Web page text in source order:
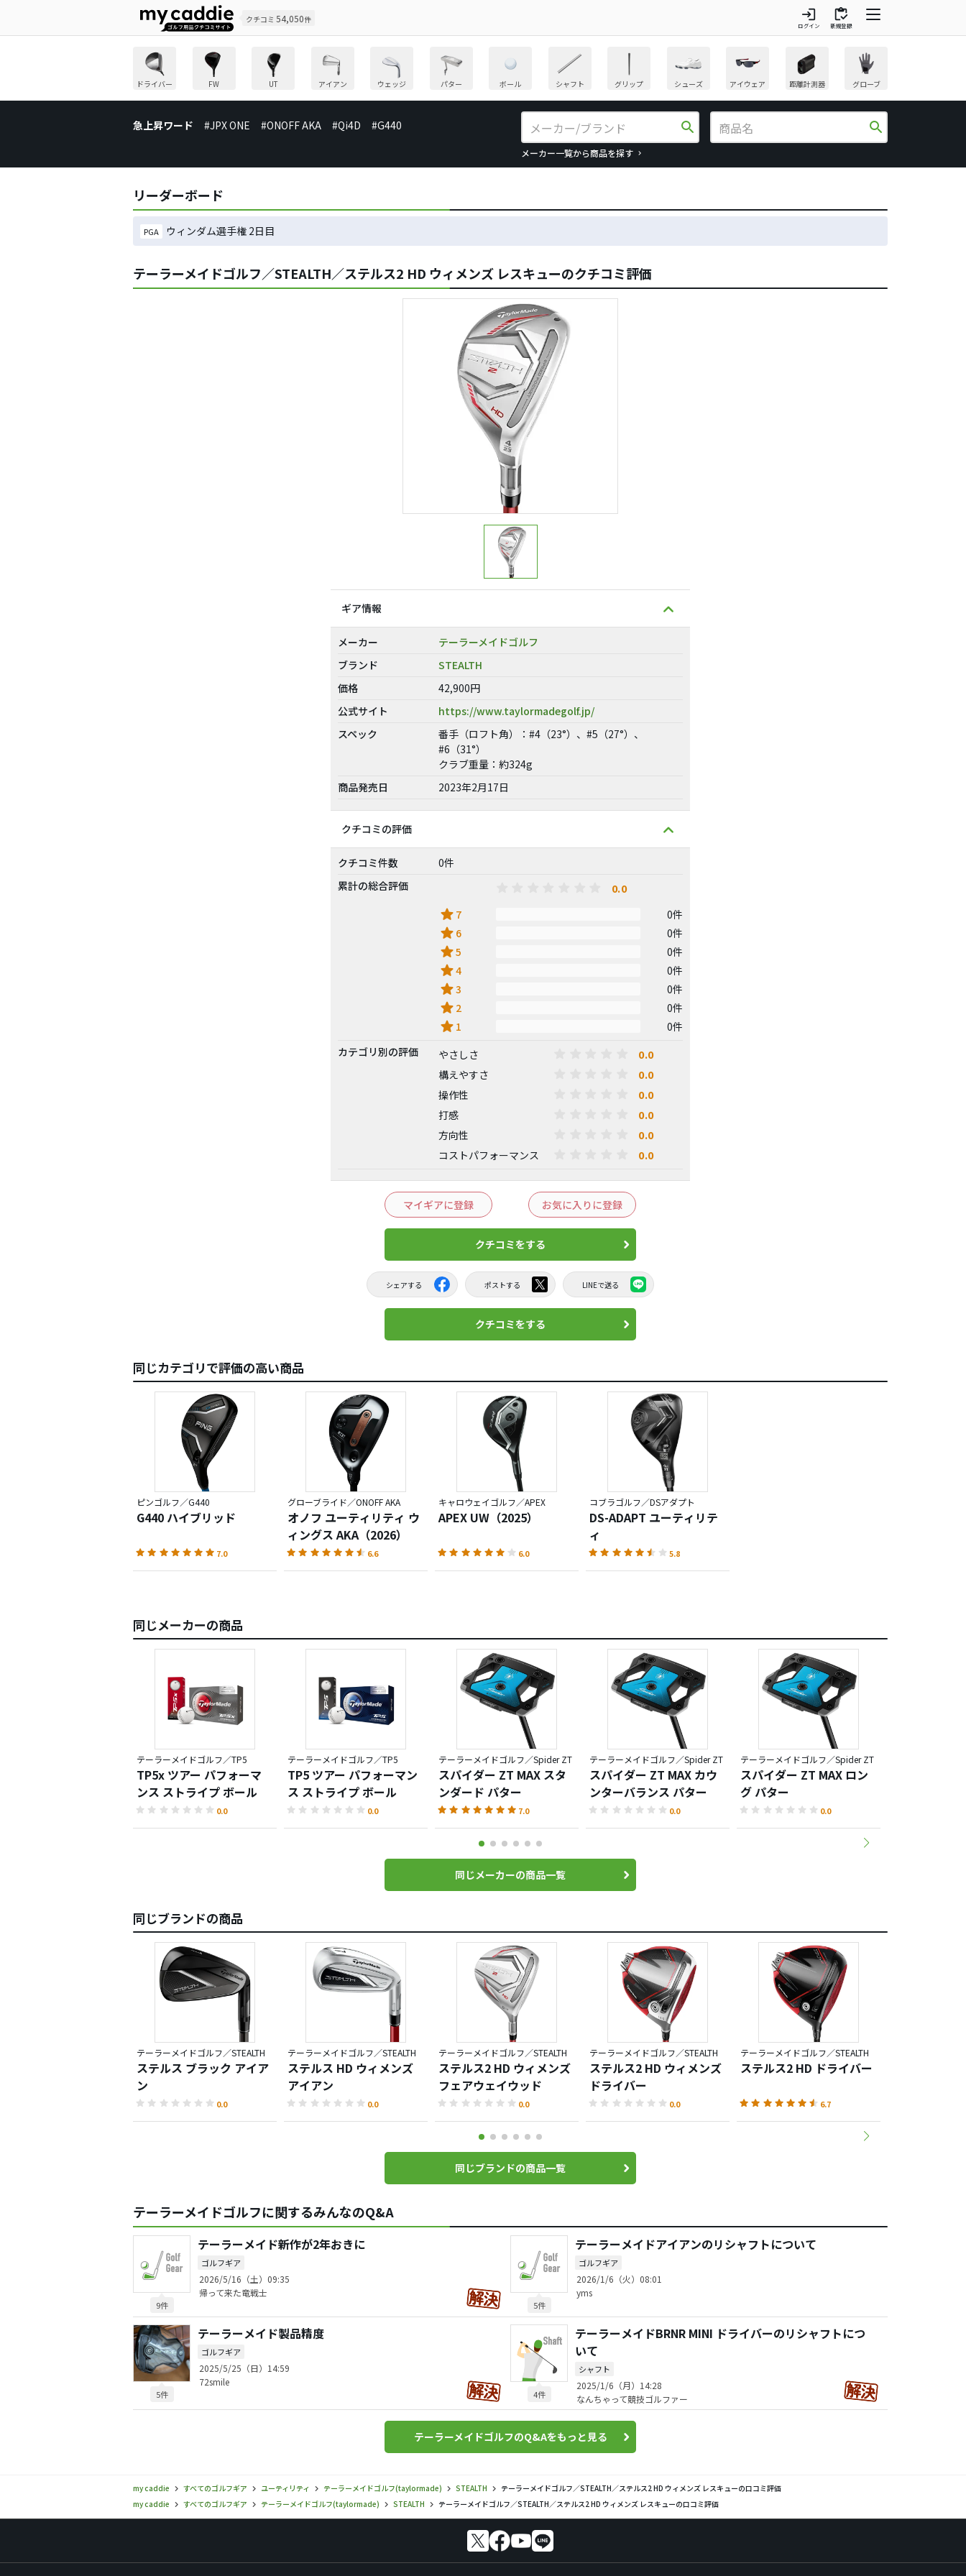
クチコミ 54,050件 login
ログイン
inventory
新規登録
ドライバー FW UT アイアン ウェッジ パター ボール シャフト グリップ シューズ アイウェア 距離計測器 グローブ
急上昇ワード #JPX ONE #ONOFF AKA #Qi4D #G440 search
メーカー一覧から商品を探す
search
リーダーボード
PGA ウィンダム選手権 2日目
テーラーメイドゴルフ／STEALTH／ステルス2 HD ウィメンズ レスキューのクチコミ評価
ギア情報
メーカー
テーラーメイドゴルフ
ブランド
STEALTH
価格
42,900円
公式サイト
https://www.taylormadegolf.jp/
スペック
番手（ロフト角）：#4（23°）、#5（27°）、
#6（31°）
クラブ重量：約324g
商品発売日
2023年2月17日
クチコミの評価
クチコミ件数
0件
累計の総合評価
0.0
star 7 0件
star 6 0件
star5 0件
star4 0件
star3 0件
star 2 0件
star 1
0件
カテゴリ別の評価
やさしさ 0.0
構えやすさ 0.0
操作性 0.0
打感 0.0
方向性 0.0
コストパフォーマンス 0.0
マイギアに登録 お気に入りに登録
クチコミをする
シェアする ポストする LINEで送る
クチコミをする
同じカテゴリで評価の高い商品
ピンゴルフ／G440
G440 ハイブリッド
7.0
グローブライド／ONOFF AKA
オノフ ユーティリティ ウ
ィングス AKA（2026）
6.6
キャロウェイゴルフ／APEX
APEX UW（2025）
6.0
コブラゴルフ／DSアダプト
DS-ADAPT ユーティリテ
ィ
5.8
同じメーカーの商品
テーラーメイドゴルフ／TP5
TP5x ツアー パフォーマ
ンス ストライプ ボール
0.0
テーラーメイドゴルフ／TP5
TP5 ツアー パフォーマン
ス ストライプ ボール
0.0
テーラーメイドゴルフ／Spider ZT
スパイダー ZT MAX スタ
ンダード パター
7.0
テーラーメイドゴルフ／Spider ZT
スパイダー ZT MAX カウ
ンターバランス パター
0.0
テーラーメイドゴルフ／Spider ZT
スパイダー ZT MAX ロン
グ パター
0.0
同じメーカーの商品一覧
同じブランドの商品
テーラーメイドゴルフ／STEALTH
ステルス ブラック アイア
ン
0.0
テーラーメイドゴルフ／STEALTH
ステルス HD ウィメンズ
アイアン
0.0
テーラーメイドゴルフ／STEALTH
ステルス2 HD ウィメンズ
フェアウェイウッド
0.0
テーラーメイドゴルフ／STEALTH
ステルス2 HD ウィメンズ
ドライバー
0.0
テーラーメイドゴルフ／STEALTH
ステルス2 HD ドライバー
6.7
同じブランドの商品一覧
テーラーメイドゴルフに関するみんなのQ&A
9件
テーラーメイド新作が2年おきに
ゴルフギア
2026/5/16（土）09:35
帰って来た竜戦士
5件
テーラーメイドアイアンのリシャフトについて
ゴルフギア
2026/1/6（火）08:01
yms
5件
テーラーメイド製品精度
ゴルフギア
2025/5/25（日）14:59
72smile
4件
テーラーメイドBRNR MINI ドライバーのリシャフトにつ
いて
シャフト
2025/1/6（月）14:28
なんちゃって競技ゴルファー
テーラーメイドゴルフのQ&Aをもっと見る
my caddie すべてのゴルフギア ユーティリティ テーラーメイドゴルフ(taylormade) STEALTH
テーラーメイドゴルフ／STEALTH／ステルス2 HD ウィメンズ レスキューの口コミ評価
my caddie
すべてのゴルフギア テーラーメイドゴルフ(taylormade) STEALTH テーラーメイドゴルフ／STEALTH／ステルス2 HD ウィメンズ レスキューの口コミ評価